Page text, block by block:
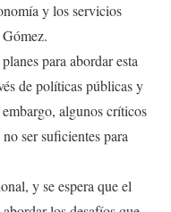
y los servicios
para abordar esta
de políticas públicas y
algunos críticos
ser suficientes para
y se espera que el